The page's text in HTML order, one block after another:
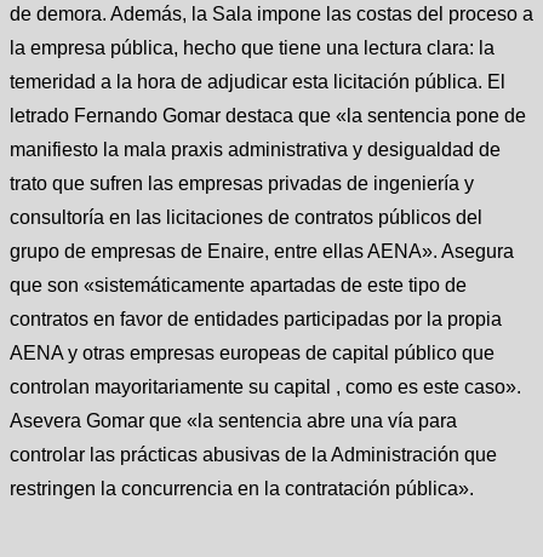
de demora. Además, la Sala impone las costas del proceso a
la empresa pública, hecho que tiene una lectura clara: la
temeridad a la hora de adjudicar esta licitación pública. El
letrado Fernando Gomar destaca que «la sentencia pone de
manifiesto la mala praxis administrativa y desigualdad de
trato que sufren las empresas privadas de ingeniería y
consultoría en las licitaciones de contratos públicos del
grupo de empresas de Enaire, entre ellas AENA». Asegura
que son «sistemáticamente apartadas de este tipo de
contratos en favor de entidades participadas por la propia
AENA y otras empresas europeas de capital público que
controlan mayoritariamente su capital , como es este caso».
Asevera Gomar que «la sentencia abre una vía para
controlar las prácticas abusivas de la Administración que
restringen la concurrencia en la contratación pública».